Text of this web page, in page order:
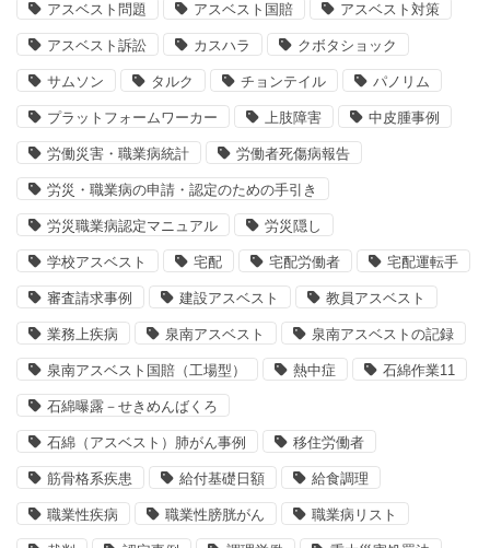
アスベスト問題 アスベスト国賠 アスベスト対策
アスベスト訴訟 カスハラ クボタショック
サムソン タルク チョンテイル パノリム
プラットフォームワーカー 上肢障害 中皮腫事例
労働災害・職業病統計 労働者死傷病報告
労災・職業病の申請・認定のための手引き
労災職業病認定マニュアル 労災隠し
学校アスベスト 宅配 宅配労働者 宅配運転手
審査請求事例 建設アスベスト 教員アスベスト
業務上疾病 泉南アスベスト 泉南アスベストの記録
泉南アスベスト国賠（工場型） 熱中症 石綿作業11
石綿曝露－せきめんばくろ
石綿（アスベスト）肺がん事例 移住労働者
筋骨格系疾患 給付基礎日額 給食調理
職業性疾病 職業性膀胱がん 職業病リスト